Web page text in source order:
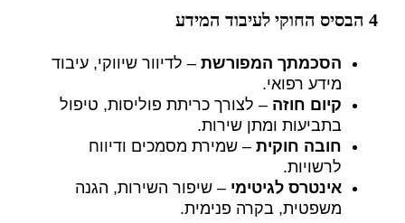
4 הבסיס החוקי לעיבוד המידע
הסכמתך המפורשת – לדיוור שיווקי, עיבוד
מידע רפואי.
קיום חוזה – לצורך כריתת פוליסות, טיפול
בתביעות ומתן שירות.
חובה חוקית – שמירת מסמכים ודיווח
לרשויות.
אינטרס לגיטימי – שיפור השירות, הגנה
משפטית, בקרה פנימית.